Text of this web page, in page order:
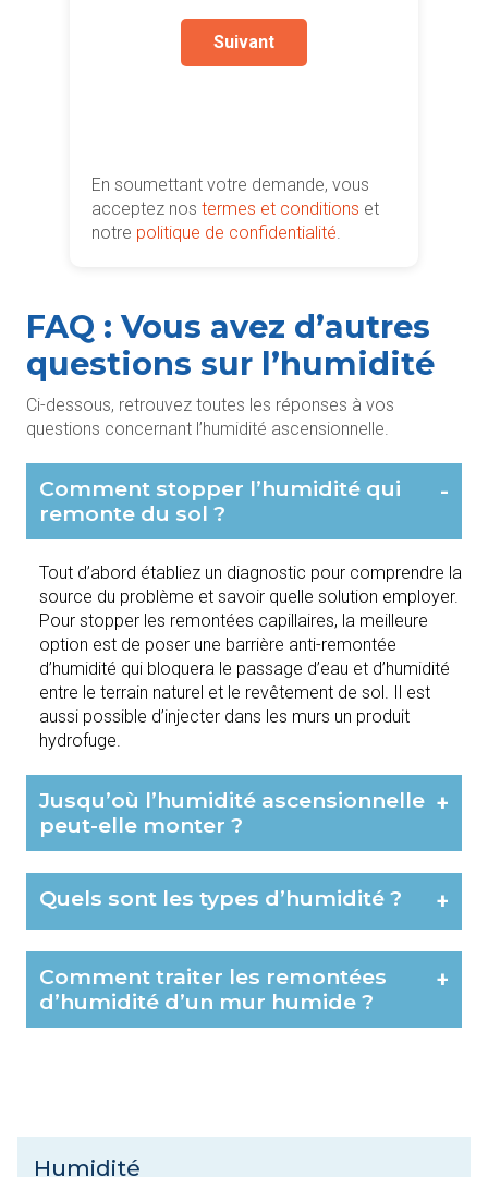
Suivant
En soumettant votre demande, vous
acceptez nos termes et conditions et
notre politique de confidentialité.
FAQ : Vous avez d’autres
questions sur l’humidité
Ci-dessous, retrouvez toutes les réponses à vos
questions concernant l’humidité ascensionnelle.
Comment stopper l’humidité qui
remonte du sol ?
-
Tout d’abord établiez un diagnostic pour comprendre la
source du problème et savoir quelle solution employer.
Pour stopper les remontées capillaires, la meilleure
option est de poser une barrière anti-remontée
d’humidité qui bloquera le passage d’eau et d’humidité
entre le terrain naturel et le revêtement de sol. Il est
aussi possible d’injecter dans les murs un produit
hydrofuge.
Jusqu’où l’humidité ascensionnelle
peut-elle monter ?
+
Quels sont les types d’humidité ? +
Comment traiter les remontées
d’humidité d’un mur humide ?
+
Humidité